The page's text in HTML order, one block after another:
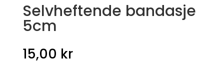
Selvheftende bandasje
5cm
15,00 kr